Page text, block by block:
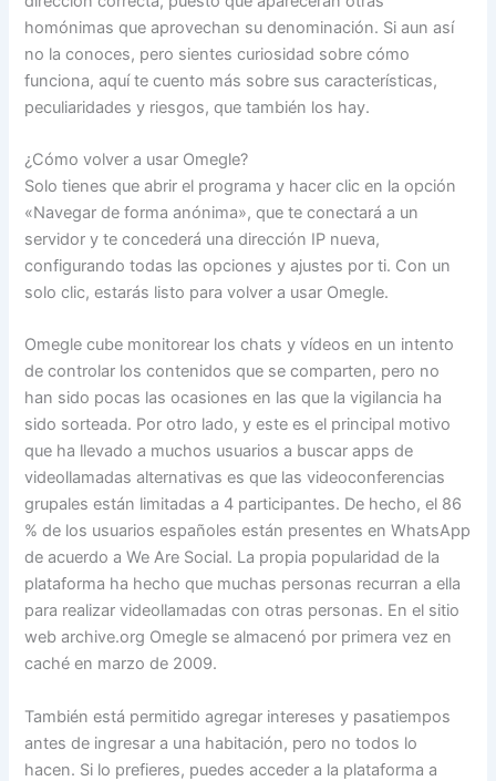
homónimas que aprovechan su denominación. Si aun así
no la conoces, pero sientes curiosidad sobre cómo
funciona, aquí te cuento más sobre sus características,
peculiaridades y riesgos, que también los hay.
¿Cómo volver a usar Omegle?
Solo tienes que abrir el programa y hacer clic en la opción
«Navegar de forma anónima», que te conectará a un
servidor y te concederá una dirección IP nueva,
configurando todas las opciones y ajustes por ti. Con un
solo clic, estarás listo para volver a usar Omegle.
Omegle cube monitorear los chats y vídeos en un intento
de controlar los contenidos que se comparten, pero no
han sido pocas las ocasiones en las que la vigilancia ha
sido sorteada. Por otro lado, y este es el principal motivo
que ha llevado a muchos usuarios a buscar apps de
videollamadas alternativas es que las videoconferencias
grupales están limitadas a 4 participantes. De hecho, el 86
% de los usuarios españoles están presentes en WhatsApp
de acuerdo a We Are Social. La propia popularidad de la
plataforma ha hecho que muchas personas recurran a ella
para realizar videollamadas con otras personas. En el sitio
web archive.org Omegle se almacenó por primera vez en
caché en marzo de 2009.
También está permitido agregar intereses y pasatiempos
antes de ingresar a una habitación, pero no todos lo
hacen. Si lo prefieres, puedes acceder a la plataforma a